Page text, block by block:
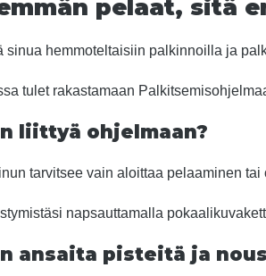
pelaat, sitä
sinua hemmoteltaisiin palkinnoilla ja
tulet rakastamaan
liittyä ohjelmaan?
tarvitsee vain aloittaa pelaaminen
napsauttamalla
ansaita pisteitä ja